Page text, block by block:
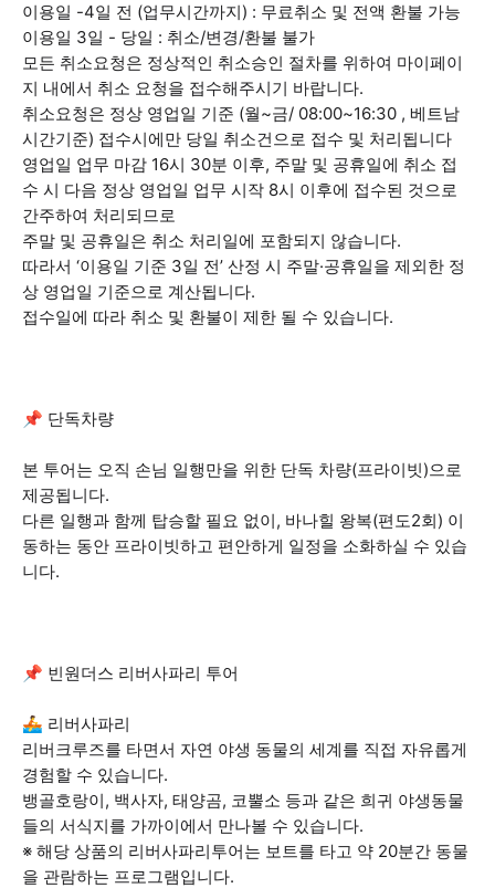
이용일 -4일 전 (업무시간까지) : 무료취소 및 전액 환불 가능
이용일 3일 - 당일 : 취소/변경/환불 불가
모든 취소요청은 정상적인 취소승인 절차를 위하여 마이페이
지 내에서 취소 요청을 접수해주시기 바랍니다.
취소요청은 정상 영업일 기준 (월~금/ 08:00~16:30 , 베트남
시간기준) 접수시에만 당일 취소건으로 접수 및 처리됩니다
영업일 업무 마감 16시 30분 이후, 주말 및 공휴일에 취소 접
수 시 다음 정상 영업일 업무 시작 8시 이후에 접수된 것으로
간주하여 처리되므로
주말 및 공휴일은 취소 처리일에 포함되지 않습니다.
따라서 ‘이용일 기준 3일 전’ 산정 시 주말·공휴일을 제외한 정
상 영업일 기준으로 계산됩니다.
접수일에 따라 취소 및 환불이 제한 될 수 있습니다.
📌 단독차량
본 투어는 오직 손님 일행만을 위한 단독 차량(프라이빗)으로
제공됩니다.
다른 일행과 함께 탑승할 필요 없이, 바나힐 왕복(편도2회) 이
동하는 동안 프라이빗하고 편안하게 일정을 소화하실 수 있습
니다.
📌 빈원더스 리버사파리 투어
🚣 리버사파리
리버크루즈를 타면서 자연 야생 동물의 세계를 직접 자유롭게
경험할 수 있습니다.
뱅골호랑이, 백사자, 태양곰, 코뿔소 등과 같은 희귀 야생동물
들의 서식지를 가까이에서 만나볼 수 있습니다.
※ 해당 상품의 리버사파리투어는 보트를 타고 약 20분간 동물
을 관람하는 프로그램입니다.